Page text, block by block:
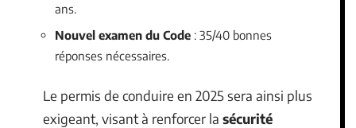
ans.
Nouvel examen du Code : 35/40 bonnes
réponses nécessaires.
Le permis de conduire en 2025 sera ainsi plus
exigeant, visant à renforcer la sécurité